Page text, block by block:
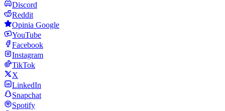
Discord
Reddit
Opinia Google
YouTube
Facebook
Instagram
TikTok
X
LinkedIn
Snapchat
Spotify